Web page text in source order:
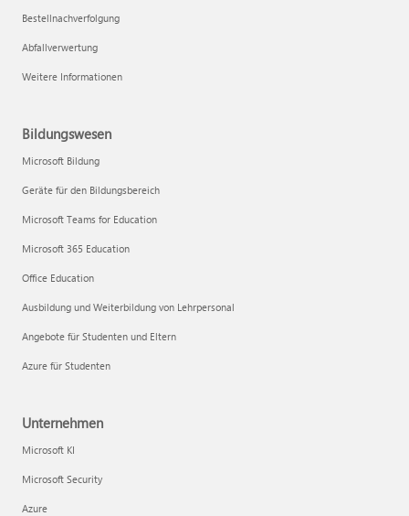
Bestellnachverfolgung
Abfallverwertung
Weitere Informationen
Bildungswesen
Microsoft Bildung
Geräte für den Bildungsbereich
Microsoft Teams for Education
Microsoft 365 Education
Office Education
Ausbildung und Weiterbildung von Lehrpersonal
Angebote für Studenten und Eltern
Azure für Studenten
Unternehmen
Microsoft KI
Microsoft Security
Azure